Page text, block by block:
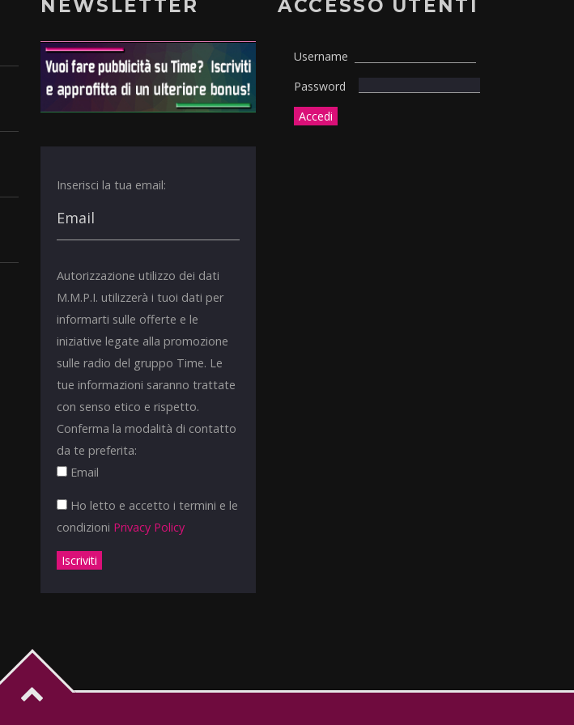
NEWSLETTER
Inserisci la tua email:
Autorizzazione utilizzo dei dati
M.M.P.I. utilizzerà i tuoi dati per
informarti sulle offerte e le
iniziative legate alla promozione
sulle radio del gruppo Time. Le
tue informazioni saranno trattate
con senso etico e rispetto.
Conferma la modalità di contatto
da te preferita:
Email
Ho letto e accetto i termini e le
condizioni Privacy Policy
ACCESSO UTENTI
Username
Password